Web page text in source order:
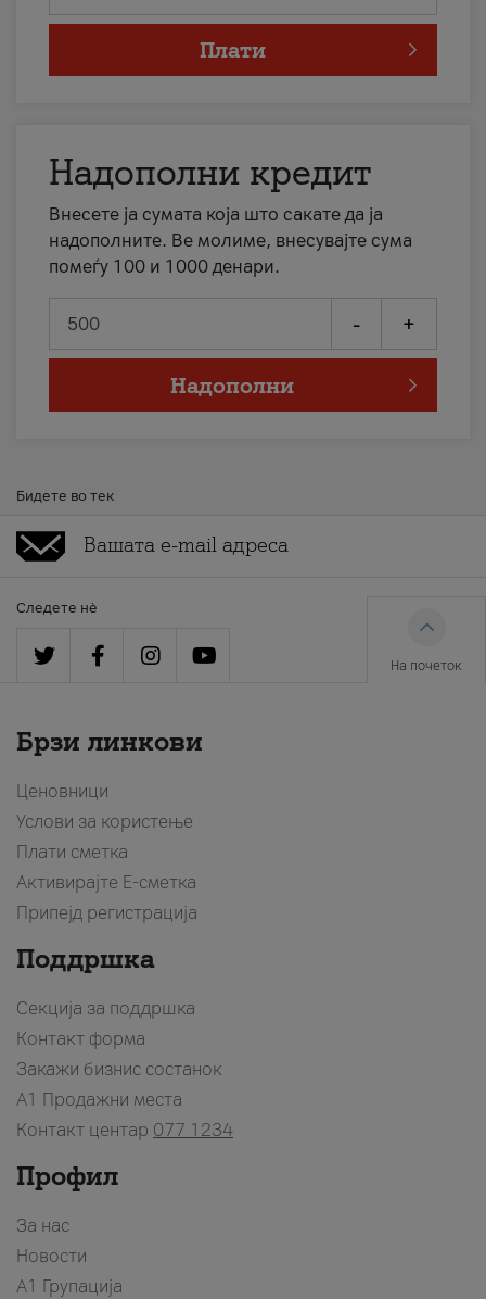
Плати
Надополни кредит
Внесете ја сумата која што сакате да ја
надополните. Ве молиме, внесувајте сума
помеѓу 100 и 1000 денари.
- +
Надополни
Бидете во тек
Следете нè
На почеток
Брзи линкови
Ценовници
Услови за користење
Плати сметка
Активирајте Е-сметка
Припејд регистрација
Поддршка
Секција за поддршка
Контакт форма
Закажи бизнис состанок
A1 Продажни места
Контакт центар 077 1234
Профил
За нас
Новости
А1 Групација